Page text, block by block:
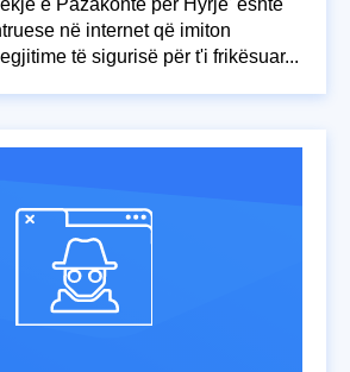
e Pazakontë për Hyrje' është
në internet që imiton
të sigurisë për t'i frikësuar...